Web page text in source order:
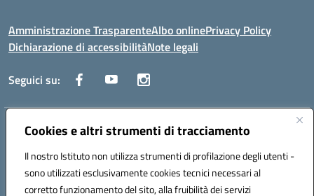
Cookies e altri strumenti di tracciamento
Il nostro Istituto non utilizza strumenti di profilazione degli utenti -
sono utilizzati esclusivamente cookies tecnici necessari al
corretto funzionamento del sito, alla fruibilità dei servizi
Amministrazione TrasparenteAlbo onlinePrivacy Policy
Dichiarazione di accessibilitàNote legali
Seguici su:
Indirizzo:Corso Fornari, 1 - 70056 Molfetta
Posta elettronica certificata (PEC):BARH04000D@pec.istruzione.it
Codice fiscale: 93249230728